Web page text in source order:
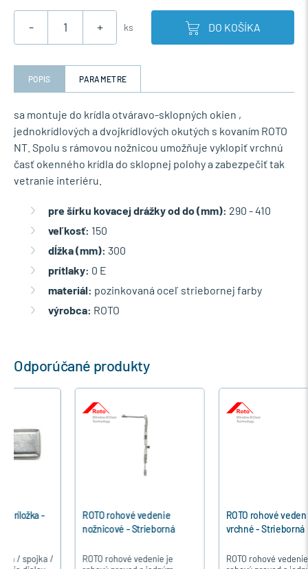
- + ks DO KOŠÍKA
POPIS PARAMETRE
sa montuje do krídla otváravo-sklopných okien ,
jednokrídlových a dvojkrídlových okutých s kovaním ROTO
NT. Spolu s rámovou nožnicou umožňuje vyklopiť vrchnú
časť okenného krídla do sklopnej polohy a zabezpečiť tak
vetranie interiéru.
pre šírku kovacej drážky od do (mm): 290 - 410
veľkosť: 150
dĺžka (mm): 300
prítlaky: 0 E
materiál: pozinkovaná oceľ striebornej farby
výrobca: ROTO
Odporúčané produkty
ROTO rohové vedenie
nožnicové - Strieborná
ROTO rohové vedenie je
ROTO rohové vedenie
vrchné - Strieborná
ROTO rohové vedenieje